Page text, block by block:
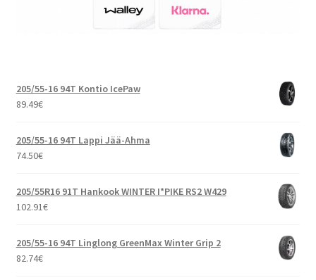
205/55-16 94T Kontio IcePaw
89.49€
205/55-16 94T Lappi Jää-Ahma
74.50€
205/55R16 91T Hankook WINTER I*PIKE RS2 W429
102.91€
205/55-16 94T Linglong GreenMax Winter Grip 2
82.74€